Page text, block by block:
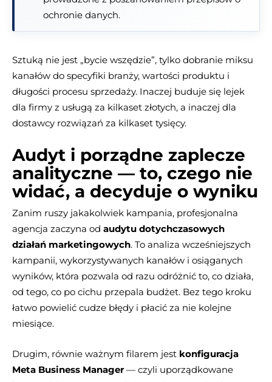
ochronie danych.
Sztuką nie jest „bycie wszędzie”, tylko dobranie miksu
kanałów do specyfiki branży, wartości produktu i
długości procesu sprzedaży. Inaczej buduje się lejek
dla firmy z usługą za kilkaset złotych, a inaczej dla
dostawcy rozwiązań za kilkaset tysięcy.
Audyt i porządne zaplecze
analityczne — to, czego nie
widać, a decyduje o wyniku
Zanim ruszy jakakolwiek kampania, profesjonalna
agencja zaczyna od audytu dotychczasowych
działań marketingowych. To analiza wcześniejszych
kampanii, wykorzystywanych kanałów i osiąganych
wyników, która pozwala od razu odróżnić to, co działa,
od tego, co po cichu przepala budżet. Bez tego kroku
łatwo powielić cudze błędy i płacić za nie kolejne
miesiące.
Drugim, równie ważnym filarem jest konfiguracja
Meta Business Manager— czyli uporządkowane